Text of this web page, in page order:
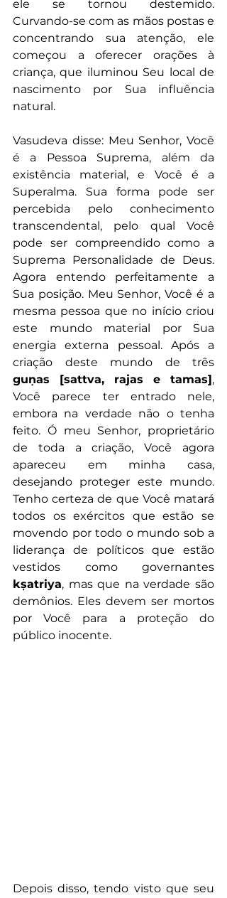
ele se tornou destemido.
Curvando-se com as mãos postas e
concentrando sua atenção, ele
começou a oferecer orações à
criança, que iluminou Seu local de
nascimento por Sua influência
natural.
Vasudeva disse: Meu Senhor, Você
é a Pessoa Suprema, além da
existência material, e Você é a
Superalma. Sua forma pode ser
percebida pelo conhecimento
transcendental, pelo qual Você
pode ser compreendido como a
Suprema Personalidade de Deus.
Agora entendo perfeitamente a
Sua posição. Meu Senhor, Você é a
mesma pessoa que no início criou
este mundo material por Sua
energia externa pessoal. Após a
guṇas [sattva, rajas e tamas],
Você parece ter entrado nele,
embora na verdade não o tenha
feito. Ó meu Senhor, proprietário
de toda a criação, Você agora
apareceu em minha casa,
desejando proteger este mundo.
Tenho certeza de que Você matará
todos os exércitos que estão se
movendo por todo o mundo sob a
liderança de políticos que estão
kṣatriya, mas que na verdade são
demônios. Eles devem ser mortos
por Você para a proteção do
público inocente.
Depois disso, tendo visto que seu